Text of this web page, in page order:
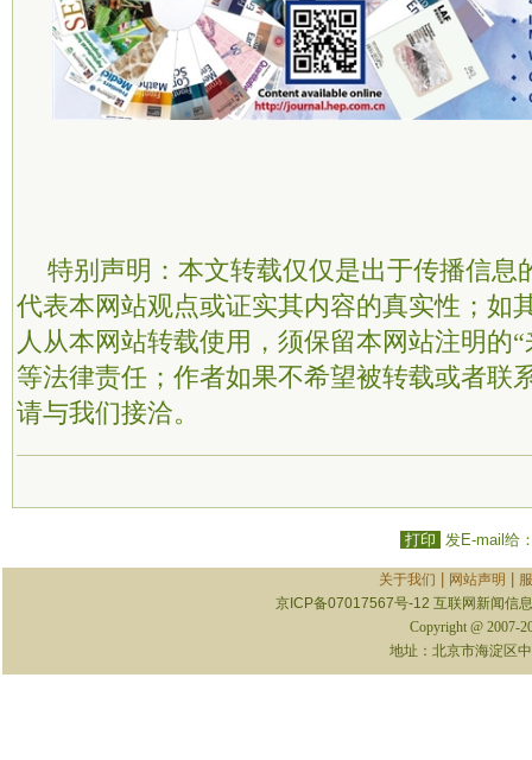
特别声明：本文转载仅仅是出于传播信息
代表本网站观点或证实其内容的真实性；如
人从本网站转载使用，须保留本网站注明的
等法律责任；作者如果不希望被转载或者联
请与我们接洽。
打印 发E-mail给
关于我们 网站声明
京ICP备07017567号-12 互联网新闻信
Copyright @ 2007-
地址：北京市海淀区